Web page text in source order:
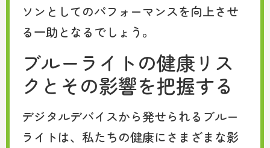
ソンとしてのパフォーマンスを向上させ
る一助となるでしょう。
ブルーライトの健康リス
クとその影響を把握する
デジタルデバイスから発せられるブルー
ライトは、私たちの健康にさまざまな影